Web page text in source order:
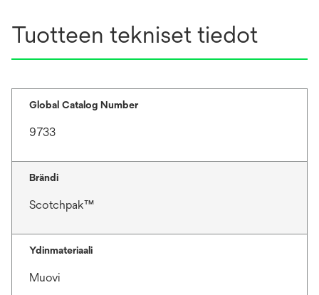
Tuotteen tekniset tiedot
Global Catalog Number
9733
Brändi
Scotchpak™
Ydinmateriaali
Muovi